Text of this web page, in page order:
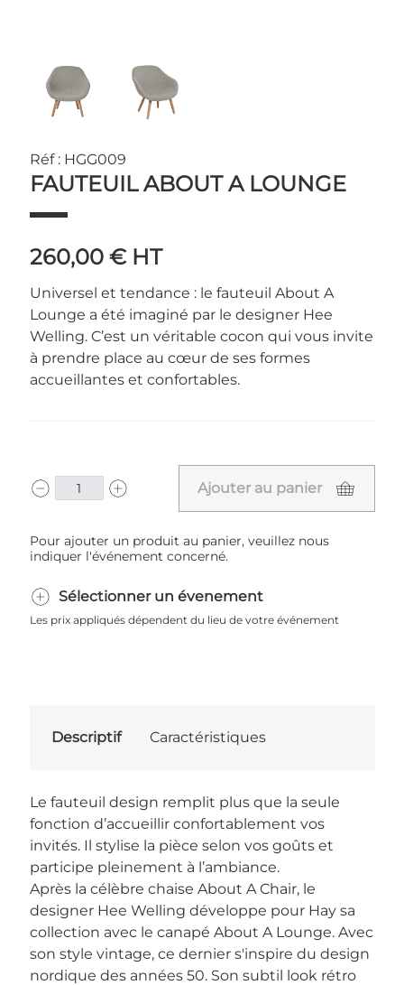
Réf : HGG009
FAUTEUIL ABOUT A LOUNGE
260,00 € HT
Universel et tendance : le fauteuil About A
Lounge a été imaginé par le designer Hee
Welling. C’est un véritable cocon qui vous invite
à prendre place au cœur de ses formes
accueillantes et confortables.
Ajouter au panier
Pour ajouter un produit au panier, veuillez nous
indiquer l'événement concerné.
Sélectionner un évenement
Les prix appliqués dépendent du lieu de votre événement
Descriptif Caractéristiques
Le fauteuil design remplit plus que la seule
fonction d’accueillir confortablement vos
invités. Il stylise la pièce selon vos goûts et
participe pleinement à l’ambiance.
Après la célèbre chaise About A Chair, le
designer Hee Welling développe pour Hay sa
collection avec le canapé About A Lounge. Avec
son style vintage, ce dernier s'inspire du design
nordique des années 50. Son subtil look rétro